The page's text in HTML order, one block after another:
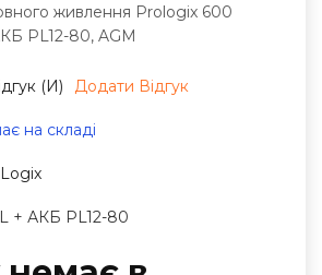
живлення Prologix 600
PL12-80, AGM
(и) Додати Відгук
на складі
+ АКБ PL12-80